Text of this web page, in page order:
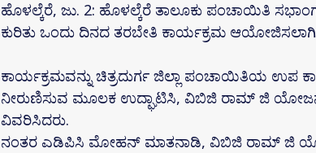
ಹೊಳಲ್ಕೆರೆ, ಜು. 2: ಹೊಳಲ್ಕೆರೆ ತಾಲೂಕು ಪಂಚಾಯಿತಿ
ಕುರಿತು ಒಂದು ದಿನದ ತರಬೇತಿ ಕಾರ್ಯಕ್ರಮ
ಕಾರ್ಯಕ್ರಮವನ್ನು ಚಿತ್ರದುರ್ಗ ಜಿಲ್ಲಾ ಪಂಚಾಯಿತಿಯ ಉಪ
ನೀರುಣಿಸುವ ಮೂಲಕ ಉದ್ಘಾಟಿಸಿ, ವಿಬಿಜಿ ರಾಮ್ ಜಿ
ವಿವರಿಸಿದರು.
ನಂತರ ಎಡಿಪಿಸಿ ಮೋಹನ್ ಮಾತನಾಡಿ, ವಿಬಿಜಿ ರಾಮ್ ಜಿ